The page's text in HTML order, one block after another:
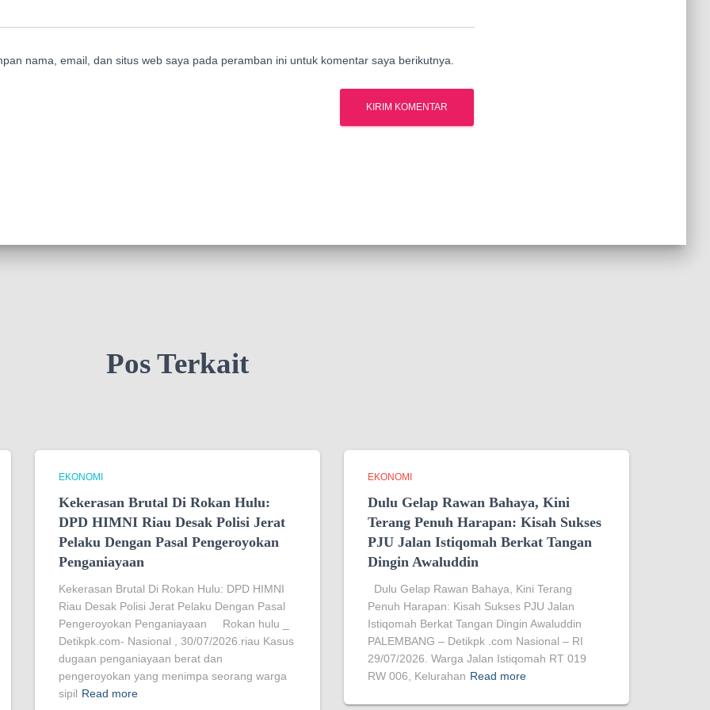
nama, email, dan situs web saya pada peramban ini untuk komentar saya berikutnya.
Pos Terkait
EKONOMI
Kekerasan Brutal Di Rokan Hulu:
DPD HIMNI Riau Desak Polisi Jerat
Pelaku Dengan Pasal Pengeroyokan
Penganiayaan
Kekerasan Brutal Di Rokan Hulu: DPD HIMNI
Riau Desak Polisi Jerat Pelaku Dengan Pasal
Pengeroyokan Penganiayaan Rokan hulu _
Detikpk.com- Nasional , 30/07/2026.riau Kasus
dugaan penganiayaan berat dan
pengeroyokan yang menimpa seorang warga
sipil Read more
EKONOMI
Dulu Gelap Rawan Bahaya, Kini
Terang Penuh Harapan: Kisah Sukses
PJU Jalan Istiqomah Berkat Tangan
Dingin Awaluddin
Dulu Gelap Rawan Bahaya, Kini Terang
Penuh Harapan: Kisah Sukses PJU Jalan
Istiqomah Berkat Tangan Dingin Awaluddin
PALEMBANG – Detikpk .com Nasional – RI
29/07/2026. Warga Jalan Istiqomah RT 019
RW 006, Kelurahan Read more